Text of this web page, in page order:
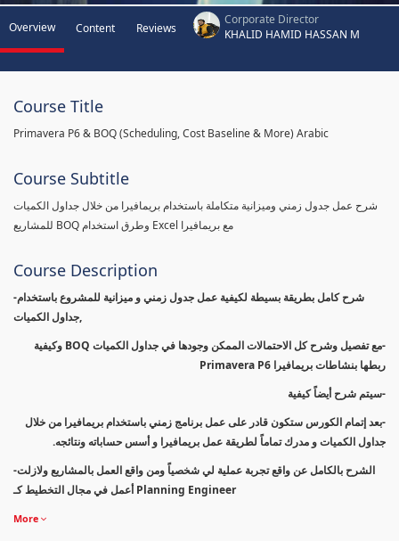
Overview Content Reviews
Corporate Director
KHALID HAMID HASSAN M
Course Title
Primavera P6 & BOQ (Scheduling, Cost Baseline & More) Arabic
Course Subtitle
شرح عمل جدول زمني وميزانية متكاملة باستخدام بريمافيرا من خلال جداول الكميات
للمشاريع BOQ وطرق استخدام Excel مع بريمافيرا
Course Description
-شرح كامل بطريقة بسيطة لكيفية عمل جدول زمني و ميزانية للمشروع باستخدام
جداول الكميات,
-مع تفصيل وشرح كل الاحتمالات الممكن وجودها في جداول الكميات BOQ وكيفية
ربطها بنشاطات بريمافيرا Primavera P6
-سيتم شرح أيضاً كيفية
-بعد إتمام الكورس ستكون قادر على عمل برنامج زمني باستخدام بريمافيرا من خلال
جداول الكميات و مدرك تماماً لطريقة عمل بريمافيرا و أسس حساباته ونتائجه.
-الشرح بالكامل عن واقع تجربة عملية لي شخصياً ومن واقع العمل بالمشاريع ولازلت
أعمل في مجال التخطيط كـ Planning Engineer
More